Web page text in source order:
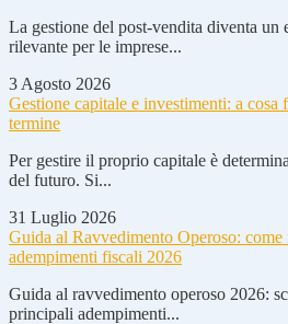
La gestione del post-vendita diventa un
rilevante per le imprese...
3 Agosto 2026
Gestione capitale e investimenti: a cosa
termine
Per gestire il proprio capitale è
del futuro. Si...
31 Luglio 2026
Guida al Ravvedimento Operoso:
adempimenti fiscali 2026
Guida al ravvedimento operoso 2026:
principali adempimenti...